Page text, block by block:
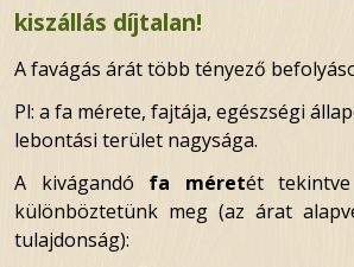
kiszállás díjtalan!
A favágás árát több tényező
Pl: a fa mérete, fajtája, egészségi
lebontási terület nagysága.
A kivágandó fa méretét
különböztetünk meg (az árat
tulajdonság):